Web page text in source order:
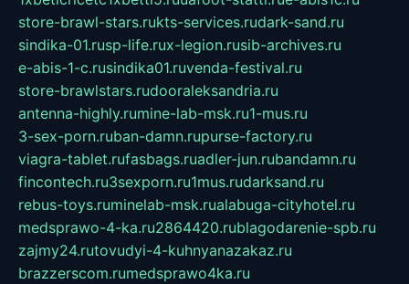
store-brawl-stars.rukts-services.rudark-sand.ru
sindika-01.rusp-life.rux-legion.rusib-archives.ru
e-abis-1-c.rusindika01.ruvenda-festival.ru
store-brawlstars.rudooraleksandria.ru
antenna-highly.rumine-lab-msk.ru1-mus.ru
3-sex-porn.ruban-damn.rupurse-factory.ru
viagra-tablet.rufasbags.ruadler-jun.rubandamn.ru
fincontech.ru3sexporn.ru1mus.rudarksand.ru
rebus-toys.ruminelab-msk.rualabuga-cityhotel.ru
medsprawo-4-ka.ru2864420.rublagodarenie-spb.ru
zajmy24.rutovudyi-4-kuhnyanazakaz.ru
brazzerscom.rumedsprawo4ka.ru